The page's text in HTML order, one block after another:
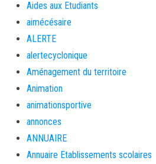
Aides aux Etudiants
aimécésaire
ALERTE
alertecyclonique
Aménagement du territoire
Animation
animationsportive
annonces
ANNUAIRE
Annuaire Etablissements scolaires